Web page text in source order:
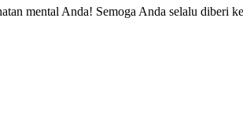
mental Anda! Semoga Anda selalu diberi